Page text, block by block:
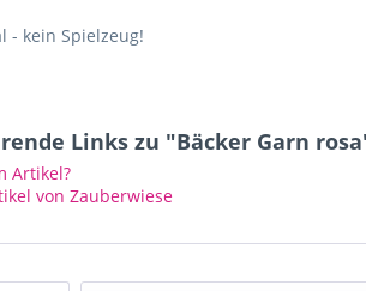
- kein Spielzeug!
Links zu "Bäcker Garn
Artikel?
von Zauberwiese